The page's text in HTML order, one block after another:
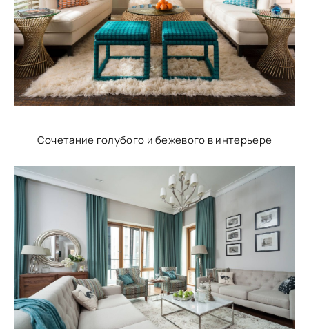
Сочетание голубого и бежевого в интерьере